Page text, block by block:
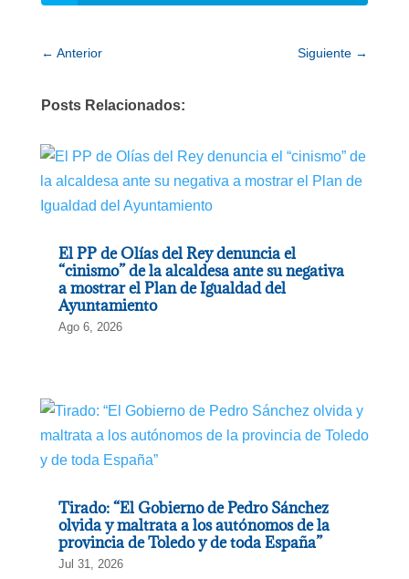
← Anterior Siguiente →
Posts Relacionados:
El PP de Olías del Rey denuncia el
“cinismo” de la alcaldesa ante su negativa
a mostrar el Plan de Igualdad del
Ayuntamiento
Ago 6, 2026
Tirado: “El Gobierno de Pedro Sánchez
olvida y maltrata a los autónomos de la
provincia de Toledo y de toda España”
Jul 31, 2026